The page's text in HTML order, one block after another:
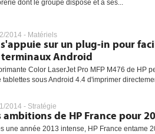
dont le groupe dispose et à ses...
2014 - Matériels
s'appuie sur un plug-in pour
terminaux Android
Color LaserJet Pro MFP M476 de HP
tablettes sous Android 4.4 d'imprimer
2014 - Stratégie
ambitions de HP France pour
une année 2013 intense, HP France entame